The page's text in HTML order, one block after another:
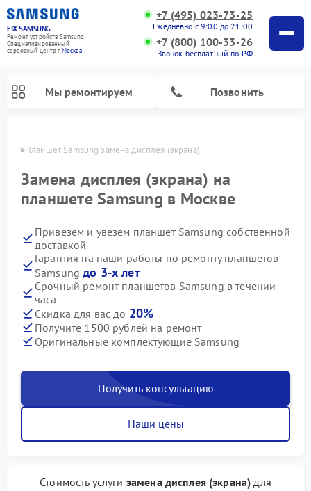
FIX-SAMSUNG
Ремонт устройств Samsung
Специализированный
cервисный центр г.Москва
+7 (495) 023-73-25
Ежедневно с 9:00 до 21:00
+7 (800) 100-33-26
Звонок бесплатный по РФ
Мы ремонтируем Позвонить
Планшет Samsung замена дисплея (экрана)
Замена дисплея (экрана) на
планшете Samsung в Москве
Привезем и увезем планшет Samsung собственной
доставкой
Гарантия на наши работы по ремонту планшетов
Samsungдо 3-х лет
Срочный ремонт планшетов Samsung в течении
часа
Скидка для вас до 20%
Получите 1500 рублей на ремонт
Оригинальные комплектующие Samsung
Получить консультацию
Наши цены
Стоимость услуги замена дисплея (экрана) для